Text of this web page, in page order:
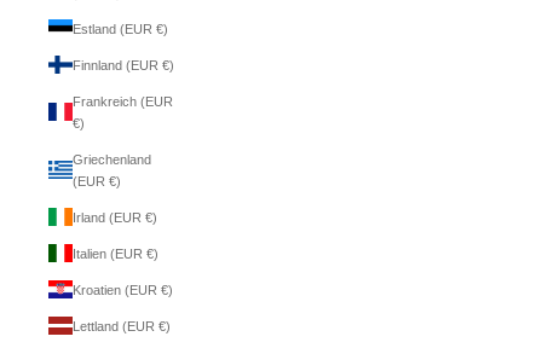
Estland (EUR €)
Finnland (EUR €)
Frankreich (EUR
€)
Griechenland
(EUR €)
Irland (EUR €)
Italien (EUR €)
Kroatien (EUR €)
Lettland (EUR €)